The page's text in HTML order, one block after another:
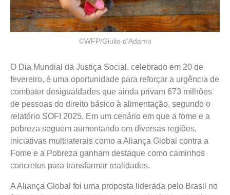
©WFP/Giulio d’Adamo
O Dia Mundial da Justiça Social, celebrado em 20 de
fevereiro, é uma oportunidade para reforçar a urgência de
combater desigualdades que ainda privam 673 milhões
de pessoas do direito básico à alimentação, segundo o
relatório SOFI 2025. Em um cenário em que a fome e a
pobreza seguem aumentando em diversas regiões,
iniciativas multilaterais como a Aliança Global contra a
Fome e a Pobreza ganham destaque como caminhos
concretos para transformar realidades.
A Aliança Global foi uma proposta liderada pelo Brasil no